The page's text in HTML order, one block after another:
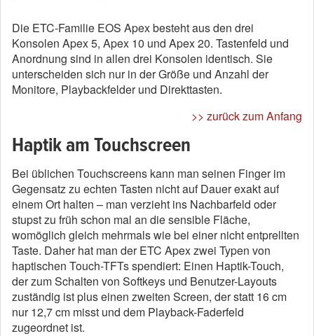
Die ETC-Familie EOS Apex besteht aus den drei
Konsolen Apex 5, Apex 10 und Apex 20. Tastenfeld und
Anordnung sind in allen drei Konsolen identisch. Sie
unterscheiden sich nur in der Größe und Anzahl der
Monitore, Playbackfelder und Direkttasten.
>> zurück zum Anfang
Haptik am Touchscreen
Bei üblichen Touchscreens kann man seinen Finger im
Gegensatz zu echten Tasten nicht auf Dauer exakt auf
einem Ort halten – man verzieht ins Nachbarfeld oder
stupst zu früh schon mal an die sensible Fläche,
womöglich gleich mehrmals wie bei einer nicht entprellten
Taste. Daher hat man der ETC Apex zwei Typen von
haptischen Touch-TFTs spendiert: Einen Haptik-Touch,
der zum Schalten von Softkeys und Benutzer-Layouts
zuständig ist plus einen zweiten Screen, der statt 16 cm
nur 12,7 cm misst und dem Playback-Faderfeld
zugeordnet ist.